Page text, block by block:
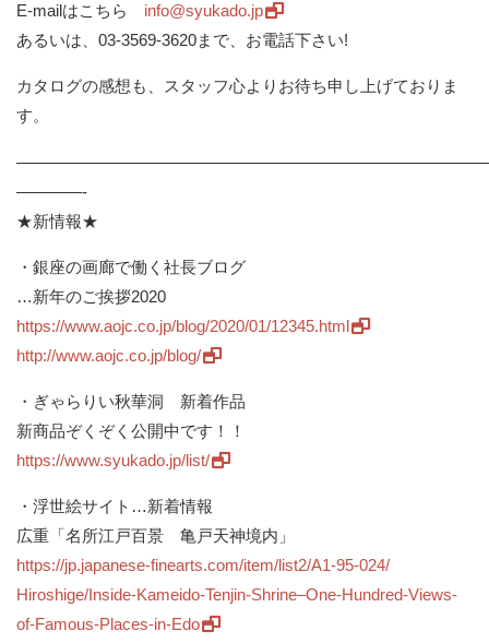
E-mailはこちら info@syukado.jp
あるいは、03-3569-3620まで、お電話下さい!
カタログの感想も、スタッフ心よりお待ち申し上げておりま
す。
————-
★新情報★
・銀座の画廊で働く社長ブログ
…新年のご挨拶2020
https://www.aojc.co.jp/blog/2020/01/12345.html
http://www.aojc.co.jp/blog/
・ぎゃらりい秋華洞 新着作品
新商品ぞくぞく公開中です！！
https://www.syukado.jp/list/
・浮世絵サイト…新着情報
広重「名所江戸百景 亀戸天神境内」
https://jp.japanese-finearts.com/item/list2/A1-95-024/
Hiroshige/Inside-Kameido-Tenjin-Shrine–One-Hundred-Views-
of-Famous-Places-in-Edo